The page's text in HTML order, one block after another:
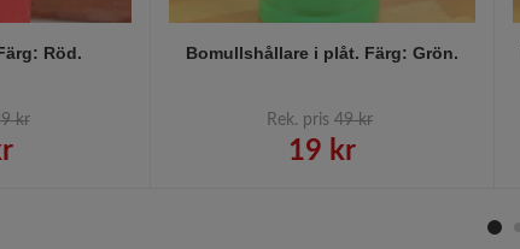
Röd.
kr
Bomullshållare i plåt. Färg: Grön.
Rek. pris 49 kr
19 kr